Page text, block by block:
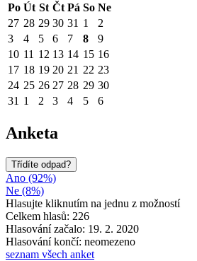
Po Út St Čt Pá So Ne
27 28 29 30 31 1
2
3
4 5 6 7 8
9
10 11 12 13 14 15 16
17 18 19 20 21 22 23
24 25 26 27 28 29 30
31 1 2 3 4 5 6
Anketa
Třídíte odpad?
Ano (92%)
Ne (8%)
Hlasujte kliknutím na jednu z možností
Celkem hlasů: 226
Hlasování začalo: 19. 2. 2020
Hlasování končí: neomezeno
seznam všech anket